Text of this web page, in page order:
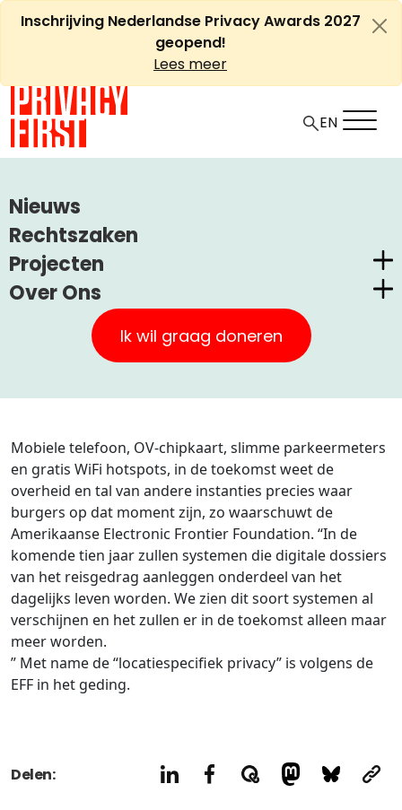
Ga
naarInschrijving Nederlandse Privacy Awards 2027
geopend!
Lees meer
Nieuws
Rechtszaken
Projecten
Nederlandse Privacy Awards
Claimstichting CUIC
PrivacyWijzer
Privacy Coalitie
PSD2-me-niet
SpecifiekeToestemming.nl
Over Ons
Privacy First
Onze Successen
Kom in actie
Contact
Privacybeleid
ANBI Status
Playlist
Ik wil graag doneren
EN
ANONIEM REIZEN IN TOEKOMST ONMOGELIJK
Anoniem reizen in toekomst
onmogelijk
Uncategorized 5 augustus, 2009
Mobiele telefoon, OV-chipkaart, slimme parkeermeters
en gratis WiFi hotspots, in de toekomst weet de
overheid en tal van andere instanties precies waar
burgers op dat moment zijn, zo waarschuwt de
Amerikaanse Electronic Frontier Foundation. “In de
komende tien jaar zullen systemen die digitale dossiers
van het reisgedrag aanleggen onderdeel van het
dagelijks leven worden. We zien dit soort systemen al
verschijnen en het zullen er in de toekomst alleen maar
meer worden.
” Met name de “locatiespecifiek privacy” is volgens de
EFF in het geding.
Delen: